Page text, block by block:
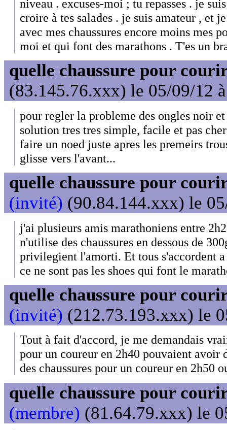
niveau . excuses-moi ; tu repasses . je
croire à tes salades . je suis amateur , et
avec mes chaussures encore moins mes
moi et qui font des marathons . T'es un
quelle chaussure pour
(83.145.76.xxx) le 05/09/12
pour regler la probleme des ongles noir
solution tres tres simple, facile et pas
faire un noed juste apres les premeirs
glisse vers l'avant...
quelle chaussure pour
(invité) (90.84.144.xxx) le
j'ai plusieurs amis marathoniens entre
n'utilise des chaussures en dessous de
privilegient l'amorti. Et tous s'accordent
ce ne sont pas les shoes qui font le
quelle chaussure pour
(invité) (212.73.193.xxx) le
Tout à fait d'accord, je me demandais
pour un coureur en 2h40 pouvaient avoir
des chaussures pour un coureur en 2h50
quelle chaussure pour
(membre) (81.64.79.xxx) le